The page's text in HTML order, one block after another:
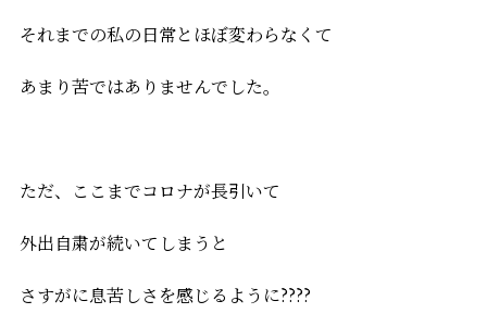
それまでの私の日常とほぼ変わらなくて
あまり苦ではありませんでした。
ただ、ここまでコロナが長引いて
外出自粛が続いてしまうと
さすがに息苦しさを感じるように????